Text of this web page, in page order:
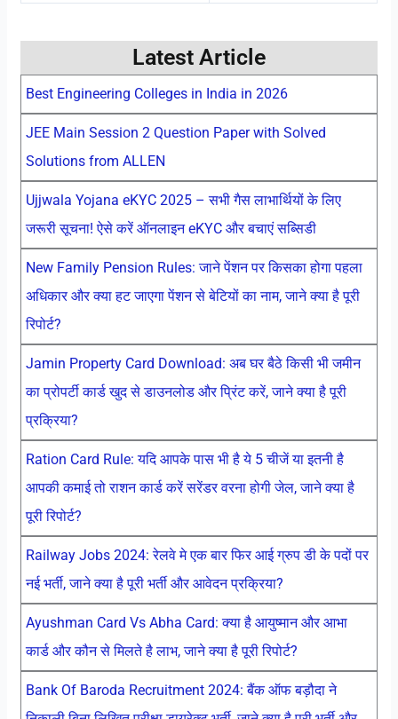
Latest Article
Best Engineering Colleges in India in 2026
JEE Main Session 2 Question Paper with Solved
Solutions from ALLEN
Ujjwala Yojana eKYC 2025 – सभी गैस लाभार्थियों के लिए
जरूरी सूचना! ऐसे करें ऑनलाइन eKYC और बचाएं सब्सिडी
New Family Pension Rules: जाने पेंशन पर किसका होगा पहला
अधिकार और क्या हट जाएगा पेंशन से बेटियों का नाम, जाने क्या है पूरी
रिपोर्ट?
Jamin Property Card Download: अब घर बैठे किसी भी जमीन
का प्रोपर्टी कार्ड खुद से डाउनलोड और प्रिंट करें, जाने क्या है पूरी
प्रक्रिया?
Ration Card Rule: यदि आपके पास भी है ये 5 चीजें या इतनी है
आपकी कमाई तो राशन कार्ड करें सरेंडर वरना होगी जेल, जाने क्या है
पूरी रिपोर्ट?
Railway Jobs 2024: रेलवे मे एक बार फिर आई ग्रुप डी के पदों पर
नई भर्ती, जाने क्या है पूरी भर्ती और आवेदन प्रक्रिया?
Ayushman Card Vs Abha Card: क्या है आयुष्मान और आभा
कार्ड और कौन से मिलते है लाभ, जाने क्या है पूरी रिपोर्ट?
Bank Of Baroda Recruitment 2024: बैंक ऑफ बड़ौदा ने